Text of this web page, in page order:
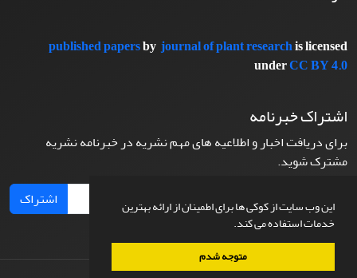
این وب سایت از کوکی ها برای اطمینان از ارائه بهترین
خدمات استفاده می کند.
متوجه شدم
published papersbyjournal of plant researchis licensed
underCC BY 4.0
اشتراک خبرنامه
برای دریافت اخبار و اطلاعیه های مهم نشریه در خبرنامه نشریه
مشترک شوید.
اشتراک